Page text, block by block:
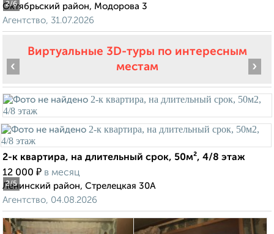
2/6
Октябрьский район, Модорова 3
Агентство, 31.07.2026
Виртуальные 3D-туры по интересным
местам
2/5
‹ ›
2-к квартира, на длительный срок, 50м², 4/8 этаж
12 000 ₽ в месяц
Ленинский район, Стрелецкая 30А
Агентство, 04.08.2026